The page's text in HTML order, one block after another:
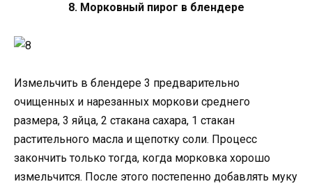
8. Морковный пирог в блендере
Измельчить в блендере 3 предварительно
очищенных и нарезанных моркови среднего
размера, 3 яйца, 2 стакана сахара, 1 стакан
растительного масла и щепотку соли. Процесс
закончить только тогда, когда морковка хорошо
измельчится. После этого постепенно добавлять муку